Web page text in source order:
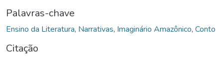
Palavras-chave
Ensino da Literatura, Narrativas, Imaginário Amazônico, Conto
Citação